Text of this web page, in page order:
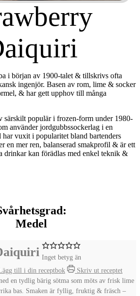
i början av 1900-talet & tillskrivs ofta
ingenjör. Basen av rom, lime & socker
& har gett upphov till många
särskilt populär i frozen-form under 1980-
använder jordgubbssockerlag i en
har vuxit i popularitet bland bartenders
en mer ren, balanserad smakprofil & är ett
drinkar kan förädlas med enkel teknik &
Medel
Inget betyg än
till i din receptbok
Skriv ut receptet
en tydlig bärig sötma som möts av frisk lime
bas. Smaken är fyllig, fruktig & fräsch –